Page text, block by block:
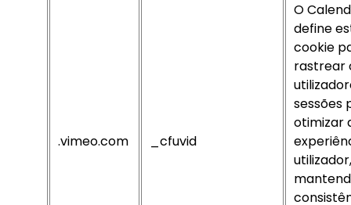
.vimeo.com _cfuvid
O
define
cookie
rastrear
sessões
otimizar
utilizador,